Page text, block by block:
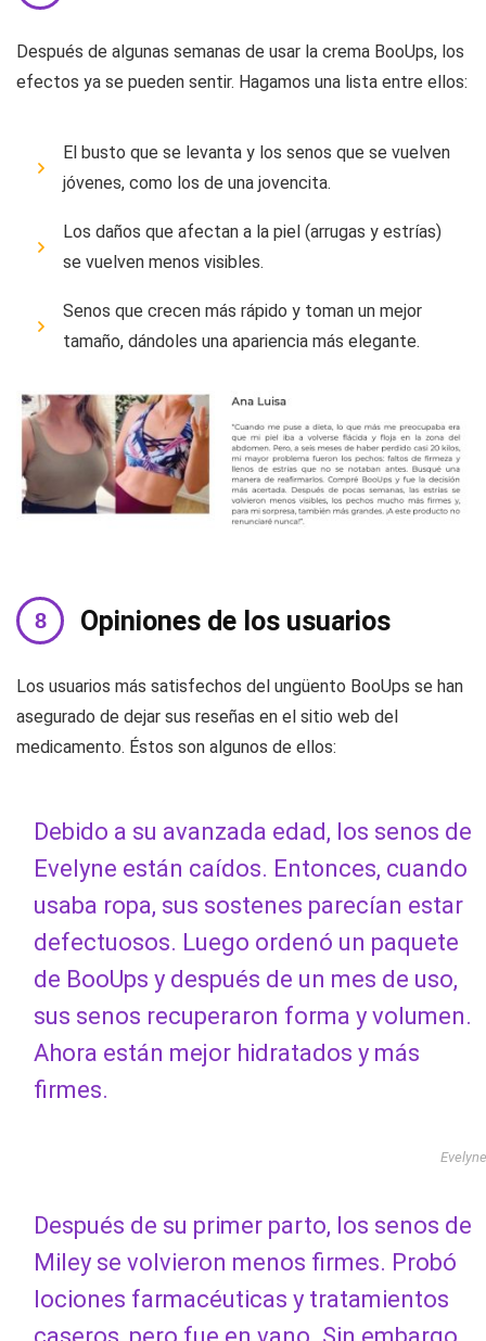
Después de algunas semanas de usar la crema BooUps, los
efectos ya se pueden sentir. Hagamos una lista entre ellos:
El busto que se levanta y los senos que se vuelven
jóvenes, como los de una jovencita.
Los daños que afectan a la piel (arrugas y estrías)
se vuelven menos visibles.
Senos que crecen más rápido y toman un mejor
tamaño, dándoles una apariencia más elegante.
Opiniones de los usuarios
Los usuarios más satisfechos del ungüento BooUps se han
asegurado de dejar sus reseñas en el sitio web del
medicamento. Éstos son algunos de ellos:
Debido a su avanzada edad, los senos de
Evelyne están caídos. Entonces, cuando
usaba ropa, sus sostenes parecían estar
defectuosos. Luego ordenó un paquete
de BooUps y después de un mes de uso,
sus senos recuperaron forma y volumen.
Ahora están mejor hidratados y más
firmes.
Evelyne
Después de su primer parto, los senos de
Miley se volvieron menos firmes. Probó
lociones farmacéuticas y tratamientos